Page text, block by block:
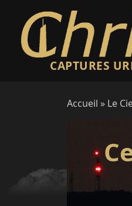
CAPTURES
Accueil » Le